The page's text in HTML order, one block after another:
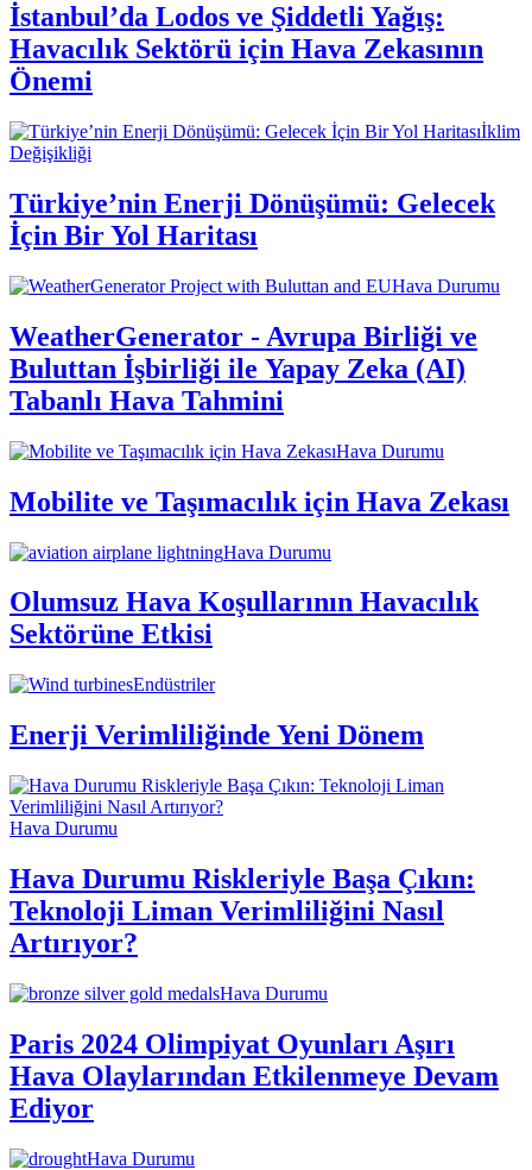
İstanbul’da Lodos ve Şiddetli Yağış:
Havacılık Sektörü için Hava Zekasının
Önemi
İklim
Değişikliği
Türkiye’nin Enerji Dönüşümü: Gelecek
İçin Bir Yol Haritası
Hava Durumu
WeatherGenerator - Avrupa Birliği ve
Buluttan İşbirliği ile Yapay Zeka (AI)
Tabanlı Hava Tahmini
Hava Durumu
Mobilite ve Taşımacılık için Hava Zekası
Hava Durumu
Olumsuz Hava Koşullarının Havacılık
Sektörüne Etkisi
Endüstriler
Enerji Verimliliğinde Yeni Dönem
Hava Durumu
Hava Durumu Riskleriyle Başa Çıkın:
Teknoloji Liman Verimliliğini Nasıl
Artırıyor?
Hava Durumu
Paris 2024 Olimpiyat Oyunları Aşırı
Hava Olaylarından Etkilenmeye Devam
Ediyor
Hava Durumu